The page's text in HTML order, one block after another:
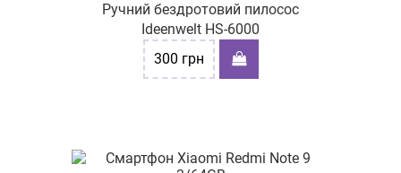
Ручний бездротовий пилосос
Ideenwelt HS-6000
300 грн